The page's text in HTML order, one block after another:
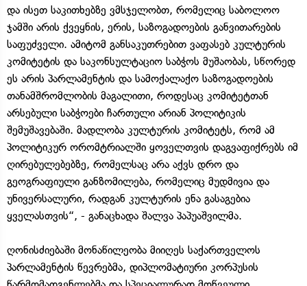
და ისეთ საკითხებზე ვმსჯელობთ, რომელიც საბოლოო
ჯამში არის ქვეყნის, ერის, საზოგადოების განვითარების
საფუძველი. ამიტომ განსაკუთრებით ვაფასებ კულტურის
კომიტეტის და საკონსულტაციო საბჭოს მუშაობას, სწორედ
ეს არის პარლამენტის და სამოქალაქო საზოგადოების
თანამშრომლობის მაგალითი, როდესაც კომიტეტთან
არსებული საბჭოები ჩართული არიან პოლიტიკის
შემუშავებაში. მადლობა კულტურის კომიტეტს, რომ ამ
პოლიტიკურ ორომტრიალში ყოველთვის დაგვაფიქრებს იმ
ღირებულებებზე, რომელსაც არა აქვს დრო და
გეოგრაფიული განზომილება, რომელიც მუდმივია და
უნივერსალური, რადგან კულტურის ენა გასაგებია
ყველასთვის“, - განაცხადა შალვა პაპუაშვილმა.
ღონისძიებაში მონაწილეობა მიიღეს საქართველოს
პარლამენტის წევრებმა, დიპლომატიური კორპუსის